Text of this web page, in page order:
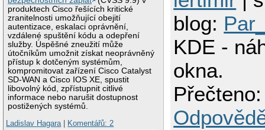
produktech Cisco řešících kritické
zranitelnosti umožňující obejití
autentizace, eskalaci oprávnění,
vzdálené spuštění kódu a odepření
služby. Úspěšné zneužití může
útočníkům umožnit získat neoprávněný
přístup k dotčeným systémům,
kompromitovat zařízení Cisco Catalyst
SD-WAN a Cisco IOS XE, spustit
libovolný kód, zpřístupnit citlivé
informace nebo narušit dostupnost
postižených systémů.
Ladislav Hagara| Komentářů: 2
blog:
KDE -
okna.